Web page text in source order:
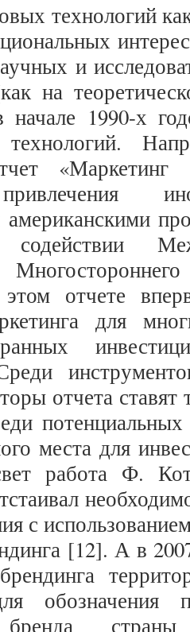
технологий
и
на
начале 1990-х
технологий.
американскими
отчете
для
отчета
места для
работа Ф.
с
[12]. А в